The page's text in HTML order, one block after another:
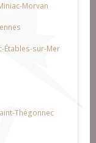
Morvan
Étables-sur-Mer
Thégonnec